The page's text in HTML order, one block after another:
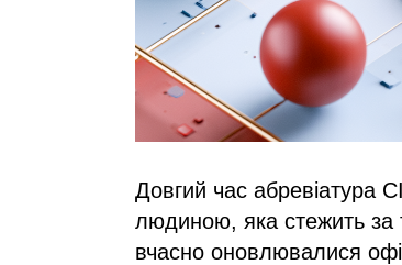
Довгий час абревіатура
людиною, яка стежить за
вчасно оновлювалися